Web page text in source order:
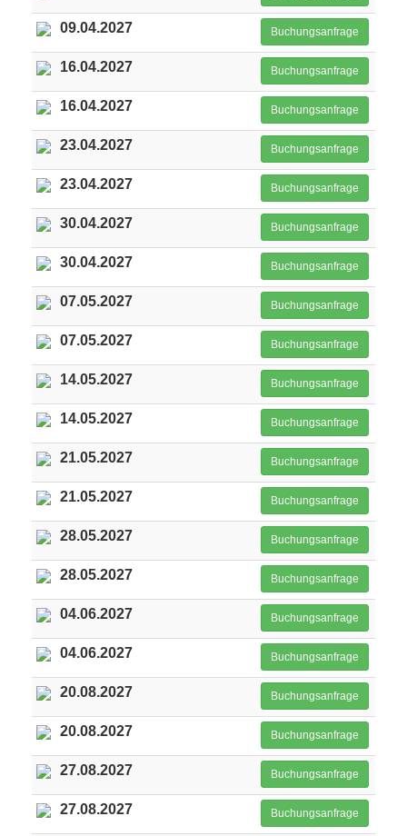
09.04.2027 Buchungsanfrage
16.04.2027 Buchungsanfrage
16.04.2027 Buchungsanfrage
23.04.2027 Buchungsanfrage
23.04.2027 Buchungsanfrage
30.04.2027 Buchungsanfrage
30.04.2027 Buchungsanfrage
07.05.2027 Buchungsanfrage
07.05.2027 Buchungsanfrage
14.05.2027 Buchungsanfrage
14.05.2027 Buchungsanfrage
21.05.2027 Buchungsanfrage
21.05.2027 Buchungsanfrage
28.05.2027 Buchungsanfrage
28.05.2027 Buchungsanfrage
04.06.2027 Buchungsanfrage
04.06.2027 Buchungsanfrage
20.08.2027 Buchungsanfrage
20.08.2027 Buchungsanfrage
27.08.2027 Buchungsanfrage
27.08.2027 Buchungsanfrage